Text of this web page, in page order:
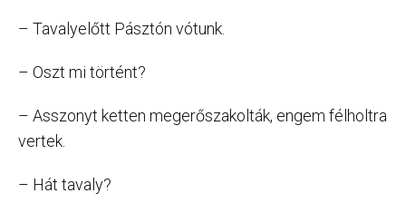
– Tavalyelőtt Pásztón vótunk.
– Oszt mi történt?
– Asszonyt ketten megerőszakolták, engem félholtra
vertek.
– Hát tavaly?